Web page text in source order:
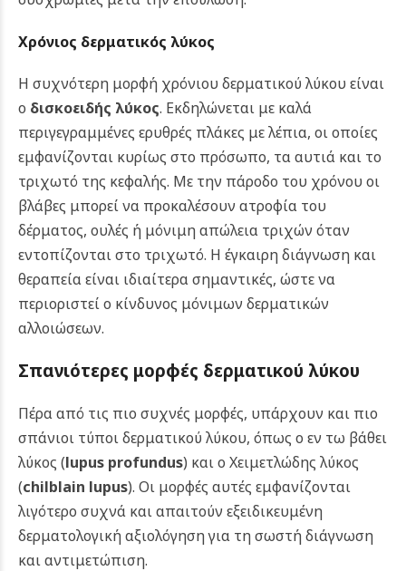
Χρόνιος δερματικός λύκος
Η συχνότερη μορφή χρόνιου δερματικού λύκου είναι
ο δισκοειδής λύκος. Εκδηλώνεται με καλά
περιγεγραμμένες ερυθρές πλάκες με λέπια, οι οποίες
εμφανίζονται κυρίως στο πρόσωπο, τα αυτιά και το
τριχωτό της κεφαλής. Με την πάροδο του χρόνου οι
βλάβες μπορεί να προκαλέσουν ατροφία του
δέρματος, ουλές ή μόνιμη απώλεια τριχών όταν
εντοπίζονται στο τριχωτό. Η έγκαιρη διάγνωση και
θεραπεία είναι ιδιαίτερα σημαντικές, ώστε να
περιοριστεί ο κίνδυνος μόνιμων δερματικών
αλλοιώσεων.
Σπανιότερες μορφές δερματικού λύκου
Πέρα από τις πιο συχνές μορφές, υπάρχουν και πιο
σπάνιοι τύποι δερματικού λύκου, όπως ο εν τω βάθει
λύκος (lupus profundus) και ο Χειμετλώδης λύκος
(chilblain lupus). Οι μορφές αυτές εμφανίζονται
λιγότερο συχνά και απαιτούν εξειδικευμένη
δερματολογική αξιολόγηση για τη σωστή διάγνωση
και αντιμετώπιση.